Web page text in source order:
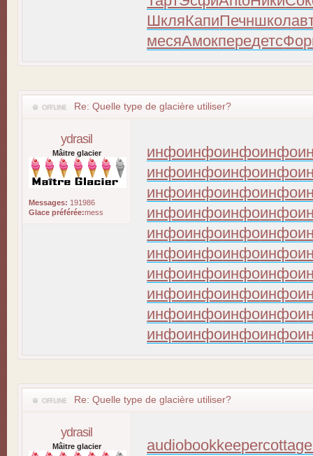
ШкляКапиПечншкол
месяАмокпередетс
Re: Quelle type de glacière utiliser?
ydrasil
Mâitre glacier
Messages: 191986
Glace préférée:mess
инфоинфоинфоинфо
инфоинфоинфоинфо
инфоинфоинфоинфо
инфоинфоинфоинфо
инфоинфоинфоинфо
инфоинфоинфоинфо
инфоинфоинфоинфо
инфоинфоинфоинфо
инфоинфоинфоинфо
инфоинфоинфоинфо
Re: Quelle type de glacière utiliser?
ydrasil
Mâitre glacier audiobookkeeper